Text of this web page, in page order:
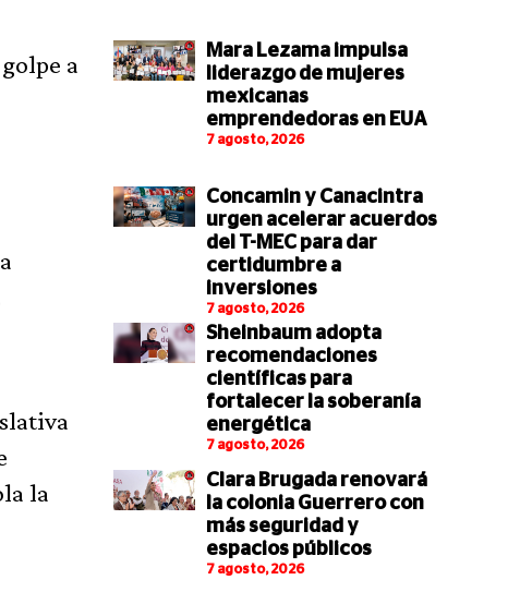
a
la
Mara Lezama impulsa
liderazgo de mujeres
mexicanas
emprendedoras en EUA
7 agosto, 2026
Concamin y Canacintra
urgen acelerar acuerdos
del T-MEC para dar
certidumbre a
inversiones
7 agosto, 2026
Sheinbaum adopta
recomendaciones
científicas para
fortalecer la soberanía
energética
7 agosto, 2026
Clara Brugada renovará
la colonia Guerrero con
más seguridad y
espacios públicos
7 agosto, 2026